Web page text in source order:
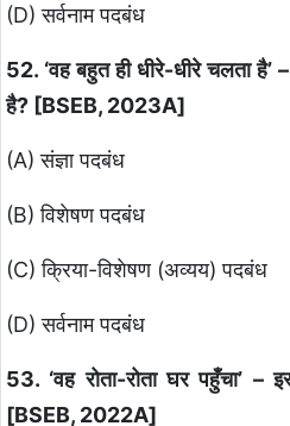
(D) सर्वनाम पदबंध
52. ‘वह बहुत ही धीरे-धीरे चलता है’
है? [BSEB, 2023A]
(A) संज्ञा पदबंध
(B) विशेषण पदबंध
(C) क्रिया-विशेषण (अव्यय) पदबंध
(D) सर्वनाम पदबंध
53. ‘वह रोता-रोता घर पहुँचा’ –
[BSEB, 2022A]